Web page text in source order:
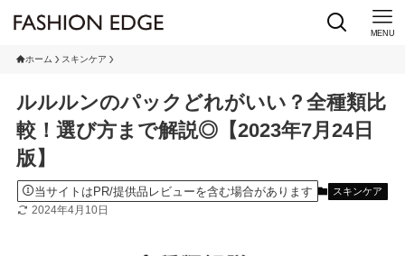
MENU
ホーム スキンケア
ルルルンのパックどれがいい？全種類比
較！選び方まで解説◎【2023年7月24日
版】
当サイトはPR/提供品レビューを含む場合があります スキンケア
2024年4月10日